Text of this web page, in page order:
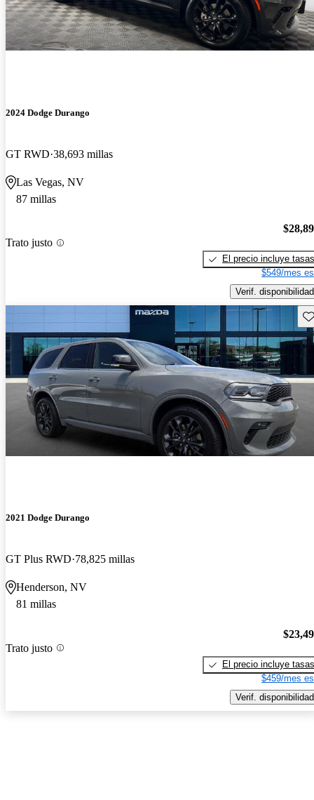
2024 Dodge Durango
GT RWD 38,693 millas
Las Vegas, NV
87 millas
Trato justo
El precio incluye tasas
$549/mes
Verif. disponibilidad
2021 Dodge Durango
GT Plus RWD 78,825 millas
Henderson, NV
81 millas
Trato justo
El precio incluye tasas
$459/mes
Verif. disponibilidad